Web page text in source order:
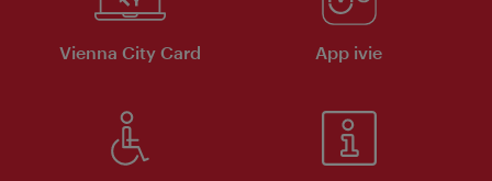
Vienna City Card App ivie